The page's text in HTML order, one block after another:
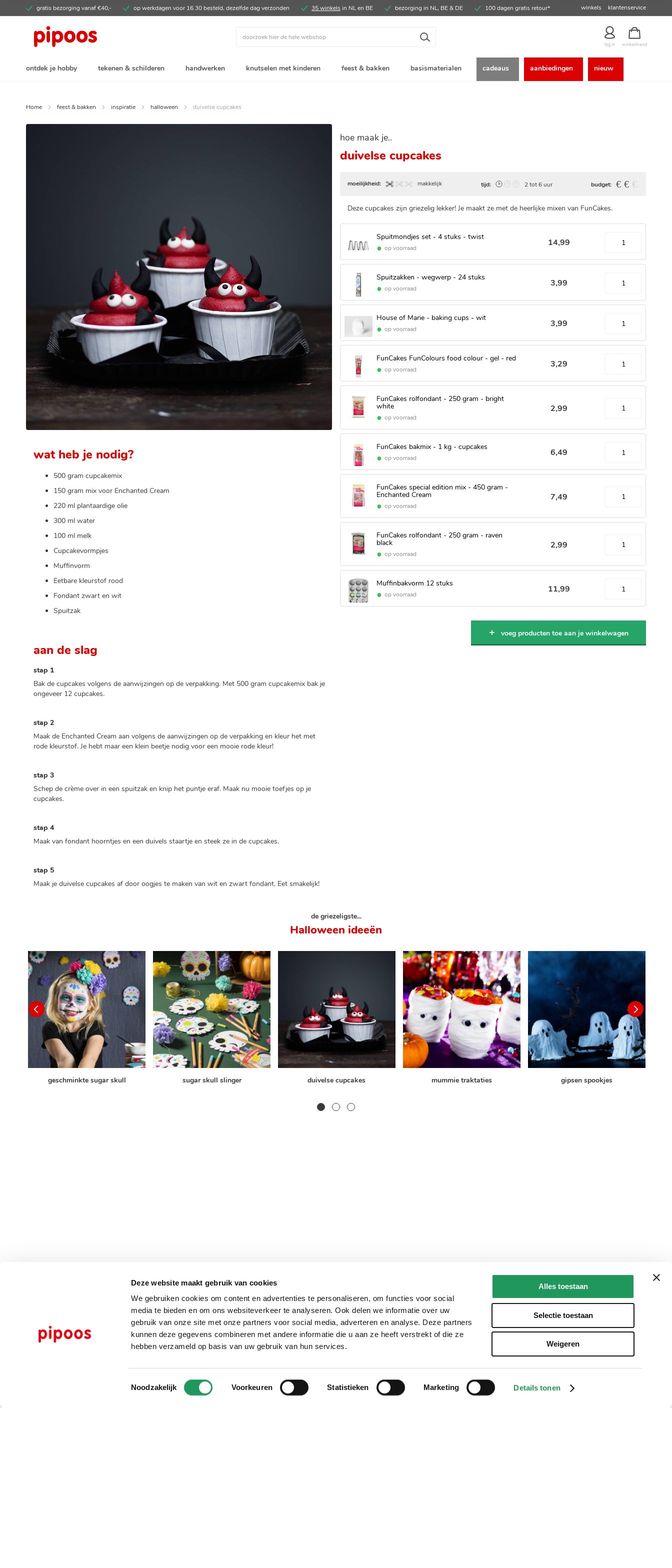
Deze website maakt gebruik van cookies
We gebruiken cookies om content en advertenties te personaliseren, om functies voor social
media te bieden en om ons websiteverkeer te analyseren. Ook delen we informatie over uw
gebruik van onze site met onze partners voor social media, adverteren en analyse. Deze partners
kunnen deze gegevens combineren met andere informatie die u aan ze heeft verstrekt of die ze
hebben verzameld op basis van uw gebruik van hun services.
Toestemmingsselectie
Noodzakelijk Voorkeuren Statistieken Marketing Details tonen
Alles toestaan
Selectie toestaan
Weigeren
winkels klantenservice
Ga
direct
naar
inhoud
gratis bezorging vanaf €40,- op werkdagen voor 16.30 besteld, dezelfde dag verzonden 35 winkels in NL en BE bezorging in NL, BE & DE 100 dagen gratis retour*
log in winkelmand
ontdek je hobby tekenen & schilderen handwerken knutselen met kinderen feest & bakken basismaterialen cadeaus aanbiedingen nieuw
Zoek
Home feest & bakken inspiratie halloween duivelse cupcakes
hoe maak je..
duivelse cupcakes
moeilijkheid: makkelijk tijd: 2 tot 6 uur budget:
Deze cupcakes zijn griezelig lekker! Je maakt ze met de heerlijke mixen van FunCakes.
Spuitmondjes set - 4 stuks - twist
op voorraad 14,99
Spuitzakken - wegwerp - 24 stuks
op voorraad 3,99
House of Marie - baking cups - wit
op voorraad 3,99
FunCakes FunColours food colour - gel - red
op voorraad 3,29
FunCakes rolfondant - 250 gram - bright
white
op voorraad
2,99
FunCakes bakmix - 1 kg - cupcakes
op voorraad 6,49
FunCakes special edition mix - 450 gram -
Enchanted Cream
op voorraad
7,49
FunCakes rolfondant - 250 gram - raven
black
op voorraad
2,99
Muffinbakvorm 12 stuks
op voorraad 11,99
voeg producten toe aan je winkelwagen
wat heb je nodig?
500 gram cupcakemix
150 gram mix voor Enchanted Cream
220 ml plantaardige olie
300 ml water
100 ml melk
Cupcakevormpjes
Muffinvorm
Eetbare kleurstof rood
Fondant zwart en wit
Spuitzak
aan de slag
stap 1
Bak de cupcakes volgens de aanwijzingen op de verpakking. Met 500 gram cupcakemix bak je
ongeveer 12 cupcakes.
stap 2
Maak de Enchanted Cream aan volgens de aanwijzingen op de verpakking en kleur het met
rode kleurstof. Je hebt maar een klein beetje nodig voor een mooie rode kleur!
stap 3
Schep de crème over in een spuitzak en knip het puntje eraf. Maak nu mooie toefjes op je
cupcakes.
stap 4
Maak van fondant hoorntjes en een duivels staartje en steek ze in de cupcakes.
stap 5
Maak je duivelse cupcakes af door oogjes te maken van wit en zwart fondant. Eet smakelijk!
de griezeligste...
Halloween ideeën
geschminkte sugar skull sugar skull slinger duivelse cupcakes mummie traktaties gipsen spookjes